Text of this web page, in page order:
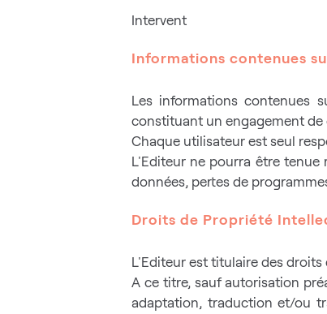
Intervent
Informations contenues
Les informations contenues
constituant un engagement de
Chaque utilisateur est seul
L'Editeur ne pourra être tenue
données, pertes de
Droits de Propriété
L'Editeur est titulaire des
A ce titre, sauf autorisation
adaptation, traduction et/ou